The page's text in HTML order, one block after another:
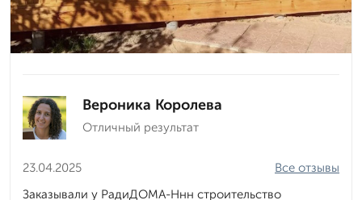
Вероника Королева
Отличный результат
23.04.2025
Все отзывы
Заказывали у РадиДОМА-Ннн строительство